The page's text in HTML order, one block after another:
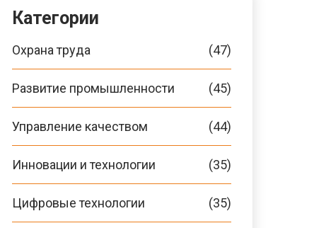
Категории
Охрана труда (47)
Развитие промышленности (45)
Управление качеством (44)
Инновации и технологии (35)
Цифровые технологии (35)